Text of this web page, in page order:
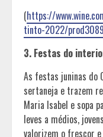
(https://
tinto-2022/
3. Festas do
As festas juninas do
sertaneja e trazem
Maria Isabel e sopa
leves a médios,
valorizem o frescor